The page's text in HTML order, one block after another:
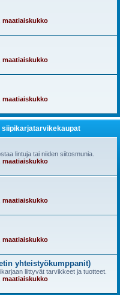
maatiaiskukko
maatiaiskukko
maatiaiskukko
lintuja tai niiden siitosmunia.
maatiaiskukko
maatiaiskukko
maatiaiskukko
yhteistyökumppanit)
liittyvät tarvikkeet ja tuotteet.
maatiaiskukko